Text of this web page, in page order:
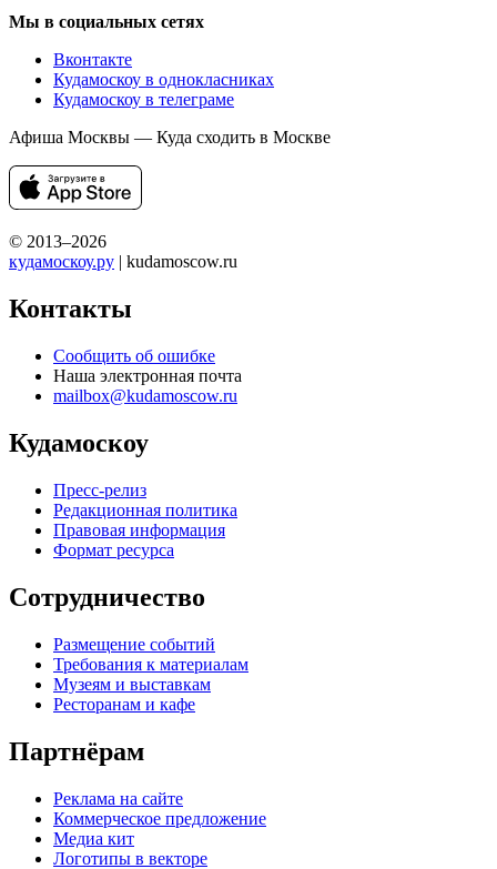
Мы в социальных сетях
Вконтакте
Кудамоскоу в однокласниках
Кудамоскоу в телеграме
Афиша Москвы — Куда сходить в Москве
© 2013–2026
кудамоскоу.ру | kudamoscow.ru
Контакты
Сообщить об ошибке
Наша электронная почта
mailbox@kudamoscow.ru
Кудамоскоу
Пресс-релиз
Редакционная политика
Правовая информация
Формат ресурса
Сотрудничество
Размещение событий
Требования к материалам
Музеям и выставкам
Ресторанам и кафе
Партнёрам
Реклама на сайте
Коммерческое предложение
Медиа кит
Логотипы в векторе